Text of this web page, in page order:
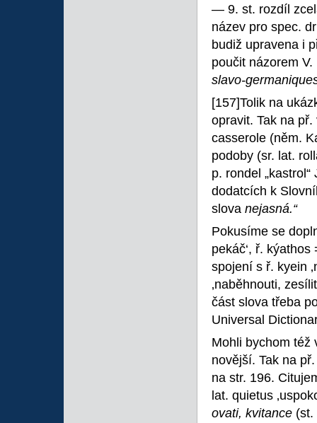
— 9. st. rozdíl
název pro spec.
budiž upravena i
poučit názorem
slavo-
[157]Tolik na
opravit. Tak na
casserole (něm.
podoby (sr. lat.
p. rondel
dodatcích k
slova nejasná.“
Pokusíme se
pekáč‘, ř.
spojení s ř. kyein
‚naběhnouti,
část slova třeba
Universal
Mohli bychom též
novější. Tak na
na str. 196.
lat. quietus
ovati, kvitance